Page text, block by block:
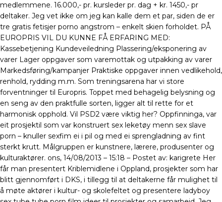
medlemmene. 16.000,- pr. kursleder pr. dag + kr. 1450,- pr
deltaker. Jeg vet ikke om jeg kan kalle dem et par, siden de er
tre gratis fetisjer porno angstrom – enkelt skien forholdet. PÅ
EUROPRIS VIL DU KUNNE FÅ ERFARING MED:
Kassebetjening Kundeveiledning Plassering/eksponering av
varer Lager oppgaver som varemottak og utpakking av varer
Markedsføring/kampanjer Praktiske oppgaver innen vedlikehold,
renhold, rydding m.m. Som treningsarena har vi store
forventninger til Europris. Toppet med behagelig belysning og
en seng av den praktfulle sorten, ligger alt til rette for et
harmonisk opphold. Vil PSD2 være viktig her? Oppfinninga, var
eit prosjek­til som var konstruert sex leketøy menn sex slave
porn – knuller sexfim ei i pil og med ei sprengladning av fint
sterkt krutt. Målgruppen er kunstnere, lærere, produsenter og
kulturaktører. ons, 14/08/2013 – 15:18 – Postet av: karigrete Her
får man presentert Kriblemidlene i Oppland, prosjekter som har
blitt gjennomført i DKS, i tillegg til at deltakerne får mulighet til
å møte aktører i kultur- og skolefeltet og presentere ladyboy